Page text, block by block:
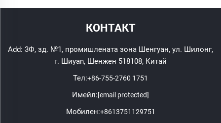
КОНТАКТ
Add: 3Ф, зд. №1, промишлената зона Шенгуан, ул. Шилонг,
г. Шиyan, Шенжен 518108, Китай
Тел:+86-755-2760 1751
Имейл:[email protected]
Мобилен:+8613751129751